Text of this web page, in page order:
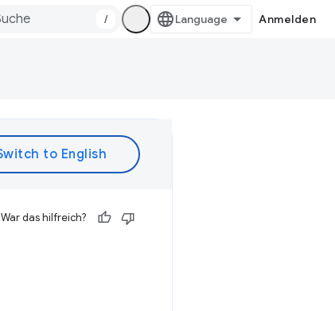
/ Anmelden
War das hilfreich?